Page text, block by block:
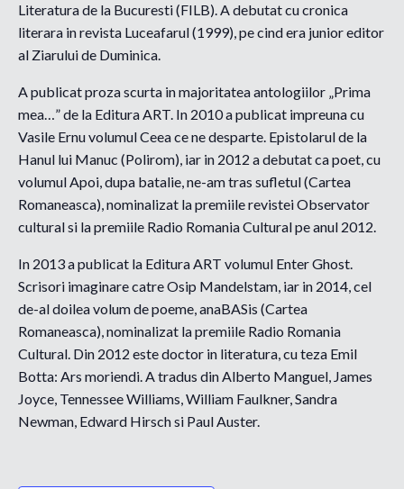
Literatura de la Bucuresti (FILB). A debutat cu cronica
literara in revista Luceafarul (1999), pe cind era junior editor
al Ziarului de Duminica.
A publicat proza scurta in majoritatea antologiilor „Prima
mea…” de la Editura ART. In 2010 a publicat impreuna cu
Vasile Ernu volumul Ceea ce ne desparte. Epistolarul de la
Hanul lui Manuc (Polirom), iar in 2012 a debutat ca poet, cu
volumul Apoi, dupa batalie, ne-am tras sufletul (Cartea
Romaneasca), nominalizat la premiile revistei Observator
cultural si la premiile Radio Romania Cultural pe anul 2012.
In 2013 a publicat la Editura ART volumul Enter Ghost.
Scrisori imaginare catre Osip Mandelstam, iar in 2014, cel
de-al doilea volum de poeme, anaBASis (Cartea
Romaneasca), nominalizat la premiile Radio Romania
Cultural. Din 2012 este doctor in literatura, cu teza Emil
Botta: Ars moriendi. A tradus din Alberto Manguel, James
Joyce, Tennessee Williams, William Faulkner, Sandra
Newman, Edward Hirsch si Paul Auster.